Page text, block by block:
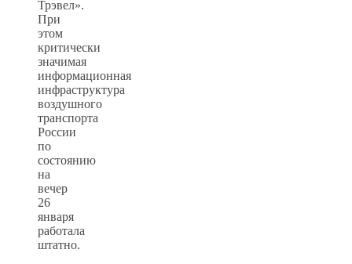
Трэвел».
При
этом
критически
значимая
информационная
инфраструктура
воздушного
транспорта
России
по
состоянию
на
вечер
26
января
работала
штатно.